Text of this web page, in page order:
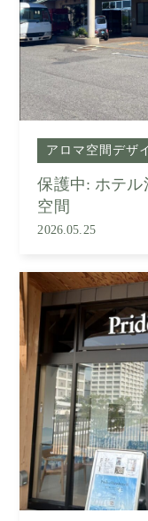
アロマ空間デザ
保護中: ホテ
空間
2026.05.25